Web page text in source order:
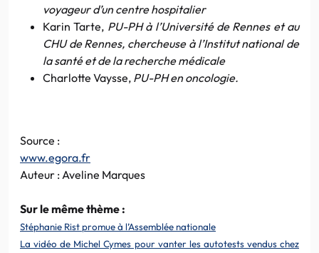
voyageur d’un centre hospitalier
Karin Tarte, PU-PH à l’Université de Rennes et au
CHU de Rennes, chercheuse à l’Institut national de
la santé et de la recherche médicale
Charlotte Vaysse, PU-PH en oncologie.
Source :
www.egora.fr
Auteur : Aveline Marques
Sur le même thème :
Stéphanie Rist promue à l’Assemblée nationale
La vidéo de Michel Cymes pour vanter les autotests vendus chez